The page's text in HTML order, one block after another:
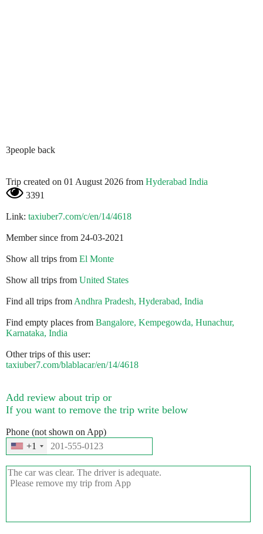
3people back
Trip created on 01 August 2026 from Hyderabad India
3391
Link: taxiuber7.com/c/en/14/4618
Member since from 24-03-2021
Show all trips from El Monte
Show all trips from United States
Find all trips from Andhra Pradesh, Hyderabad, India
Find empty places from Bangalore, Kempegowda, Hunachur,
Karnataka, India
Other trips of this user:
taxiuber7.com/blablacar/en/14/4618
Add review about trip or
If you want to remove the trip write below
Phone (not shown on App)
+1